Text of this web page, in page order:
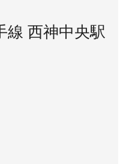
線 西神中央駅